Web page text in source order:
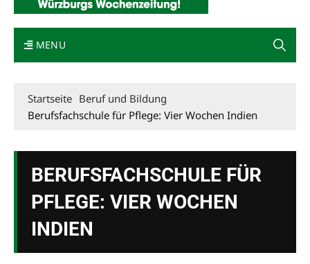
MENU
Startseite Beruf und Bildung
Berufsfachschule für Pflege: Vier Wochen Indien
BERUFSFACHSCHULE FÜR
PFLEGE: VIER WOCHEN
INDIEN